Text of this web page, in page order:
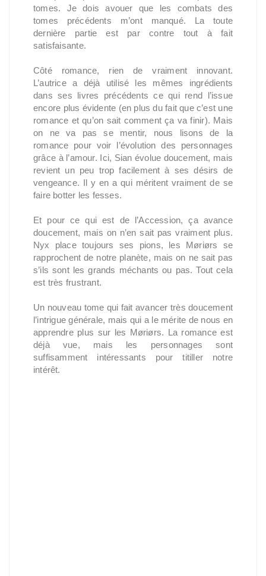
tomes. Je dois avouer que les combats des
tomes précédents m’ont manqué. La toute
dernière partie est par contre tout à fait
satisfaisante.
Côté romance, rien de vraiment innovant.
L’autrice a déjà utilisé les mêmes ingrédients
dans ses livres précédents ce qui rend l’issue
encore plus évidente (en plus du fait que c’est une
romance et qu’on sait comment ça va finir). Mais
on ne va pas se mentir, nous lisons de la
romance pour voir l’évolution des personnages
grâce à l’amour. Ici, Sian évolue doucement, mais
revient un peu trop facilement à ses désirs de
vengeance. Il y en a qui méritent vraiment de se
faire botter les fesses.
Et pour ce qui est de l’Accession, ça avance
doucement, mais on n’en sait pas vraiment plus.
Nyx place toujours ses pions, les Møriørs se
rapprochent de notre planète, mais on ne sait pas
s’ils sont les grands méchants ou pas. Tout cela
est très frustrant.
Un nouveau tome qui fait avancer très doucement
l’intrigue générale, mais qui a le mérite de nous en
apprendre plus sur les Møriørs. La romance est
déjà vue, mais les personnages sont
suffisamment intéressants pour titiller notre
intérêt.